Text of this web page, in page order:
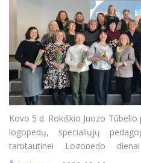
Kovo 5 d. Rokiškio Juozo
logopedų, specialiųjų
tarptautinei Logopedo
programos logopedo ir